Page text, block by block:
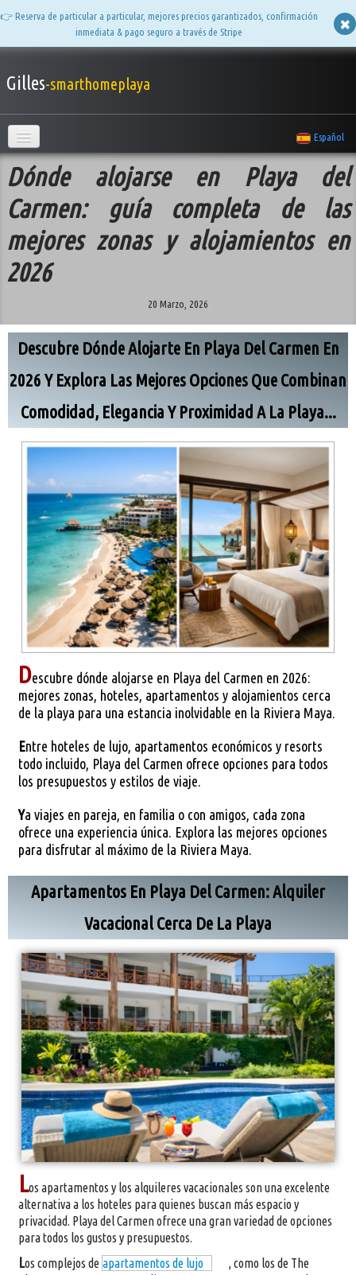
👉 Reserva de particular a particular, mejores precios garantizados, confirmación
inmediata & pago seguro a través de Stripe
Gilles-smarthomeplaya
Español
Bienvenido
Album de fotos ▼
Preguntas frecuentes
Blog
Dónde alojarse en Playa del
Carmen: guía completa de las
mejores zonas y alojamientos en
2026
20 Marzo, 2026
Descubre Dónde Alojarte En Playa Del Carmen En
2026 Y Explora Las Mejores Opciones Que Combinan
Comodidad, Elegancia Y Proximidad A La Playa...
Descubre dónde alojarse en Playa del Carmen en 2026:
mejores zonas, hoteles, apartamentos y alojamientos cerca
de la playa para una estancia inolvidable en la Riviera Maya.
Entre hoteles de lujo, apartamentos económicos y resorts
todo incluido, Playa del Carmen ofrece opciones para todos
los presupuestos y estilos de viaje.
Ya viajes en pareja, en familia o con amigos, cada zona
ofrece una experiencia única. Explora las mejores opciones
para disfrutar al máximo de la Riviera Maya.
Apartamentos En Playa Del Carmen: Alquiler
Vacacional Cerca De La Playa
Los apartamentos y los alquileres vacacionales son una excelente
alternativa a los hoteles para quienes buscan más espacio y
privacidad. Playa del Carmen ofrece una gran variedad de opciones
para todos los gustos y presupuestos.
Los complejos de apartamentos de lujo
, como los de The